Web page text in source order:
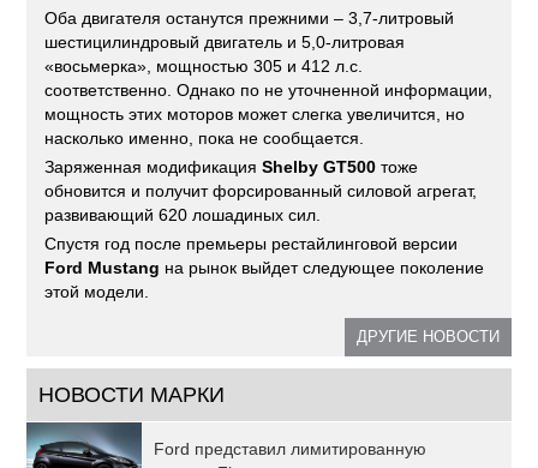
Оба двигателя останутся прежними – 3,7-литровый
шестицилиндровый двигатель и 5,0-литровая
«восьмерка», мощностью 305 и 412 л.с.
соответственно. Однако по не уточненной информации,
мощность этих моторов может слегка увеличится, но
насколько именно, пока не сообщается.
Заряженная модификацияShelby GT500 тоже
обновится и получит форсированный силовой агрегат,
развивающий 620 лошадиных сил.
Спустя год после премьеры рестайлинговой версии
Ford Mustang на рынок выйдет следующее поколение
этой модели.
ДРУГИЕ НОВОСТИ
НОВОСТИ МАРКИ
Ford представил лимитированную